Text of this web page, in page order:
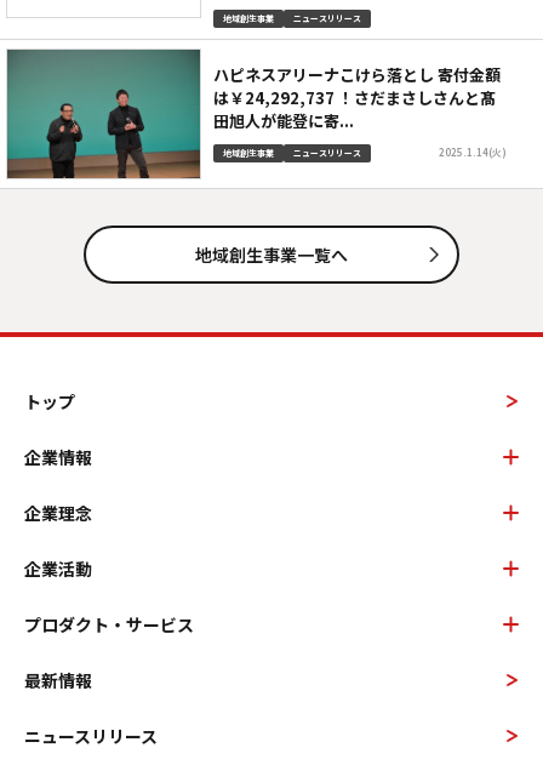
地域創生事業 ニュースリリース
ハピネスアリーナこけら落とし 寄付金額
は￥24,292,737 ！さだまさしさんと髙
田旭人が能登に寄...
地域創生事業 ニュースリリース 2025.1.14(火)
地域創生事業一覧へ
トップ
企業情報
企業理念
企業活動
プロダクト・サービス
最新情報
ニュースリリース